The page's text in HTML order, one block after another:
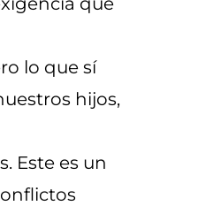
lo que sí
hijos,
Este es un